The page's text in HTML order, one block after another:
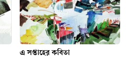
এ সপ্তাহের কবিতা